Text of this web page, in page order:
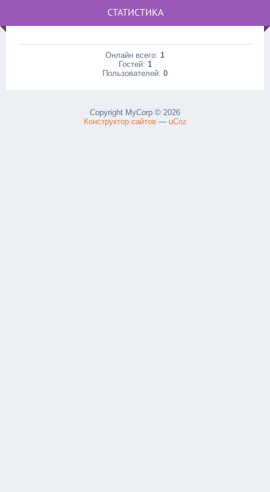
СТАТИСТИКА
Онлайн всего: 1
Гостей: 1
Пользователей: 0
Copyright MyCorp © 2026
Конструктор сайтов— uCoz